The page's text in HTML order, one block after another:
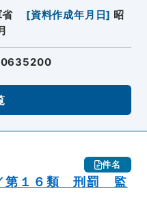
省 [資料作成年月日] 昭
件名
第１６類 刑罰 監